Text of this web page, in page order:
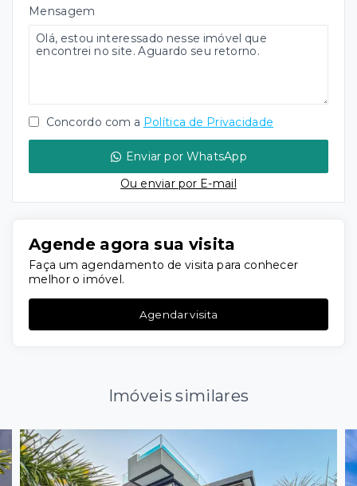
Mensagem
Concordo com a Política de Privacidade
Enviar por WhatsApp
Ou enviar por E-mail
Agende agora sua visita
Faça um agendamento de visita para conhecer
melhor o imóvel.
Agendar visita
Imóveis similares